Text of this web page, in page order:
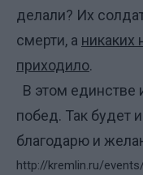
делали? Их
смерти, а никаких
приходило.
В этом единстве
побед. Так будет
благодарю и
http://kremlin.ru/